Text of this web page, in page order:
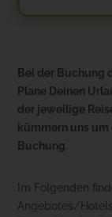
Bei der Buchung
Plane Deinen
der jeweilige
kümmern uns
Buchung.
Im Folgenden
Angebotes/